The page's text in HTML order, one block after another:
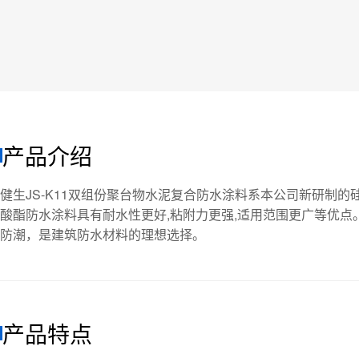
产品介绍
健生JS-K11双组份聚台物水泥复合防水涂料系本公司新研制
酸酯防水涂料具有耐水性更好,粘附力更强,适用范围更广等优
防潮，是建筑防水材料的理想选择。
产品特点